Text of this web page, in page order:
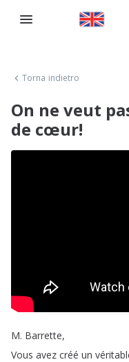
Torna indietro
On ne veut
de cœur!
M. Barrette,
Vous avez créé un